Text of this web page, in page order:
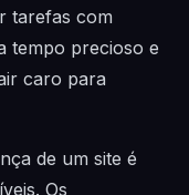
tarefas com
tempo precioso e
caro para
de um site é
Os